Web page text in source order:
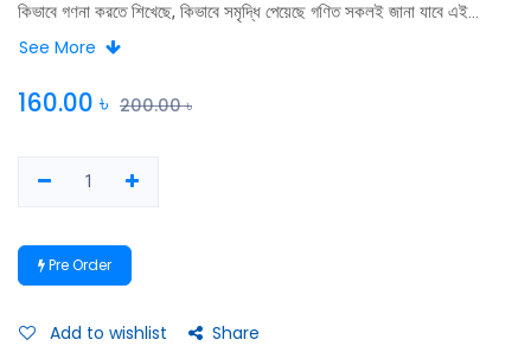
কিভাবে গণনা করতে শিখেছে, কিভাবে সমৃদ্ধি পেয়েছে গণিত সকলই জানা যাবে এই
বইটিতে। অংকের খেলা, গণিতের সৌন্দর্য সকলই ফুটিয়ে তােলার চেষ্টা করা হয়েছে এই
মনিষীদের জীবনী বইটিকে আরাে বিকশিত করেছে। বইটি পড়ে ছােট বড় সকলেই মজা পাবে
See More
160.00 ৳ 200.00৳
Pre Order
Add to wishlist Share